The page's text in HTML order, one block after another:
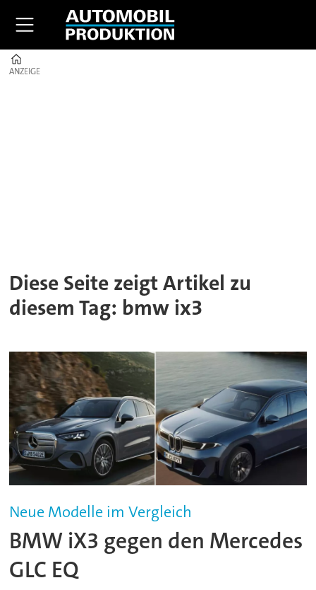
ANZEIGE
ANZEIGE
Diese Seite zeigt Artikel zu
diesem Tag: bmw ix3
Neue Modelle im Vergleich
BMW iX3 gegen den Mercedes
GLC EQ